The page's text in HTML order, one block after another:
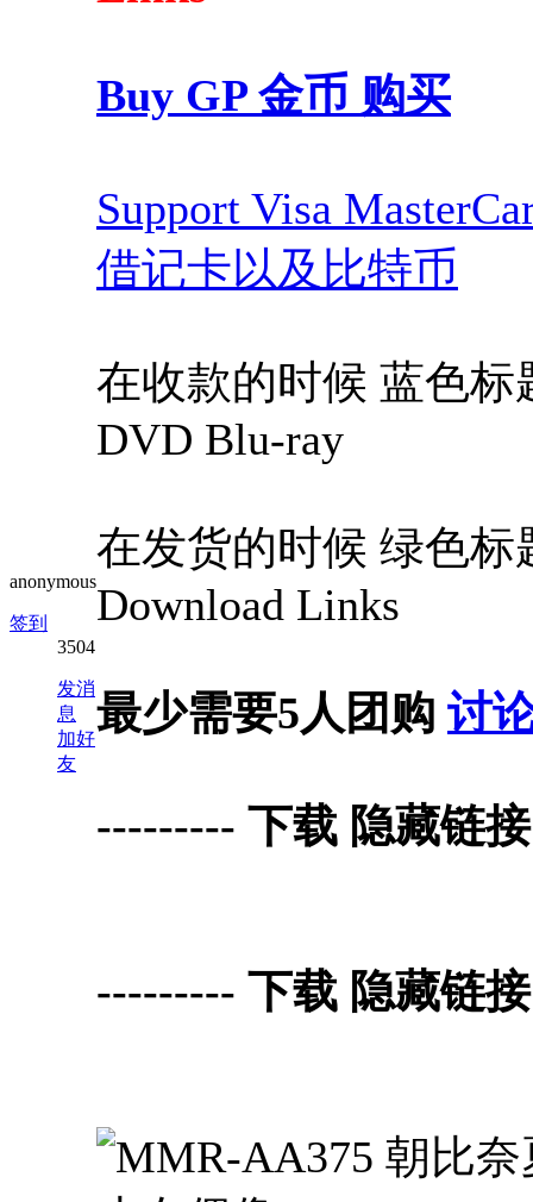
anonymous
签到
3504
发消
息
加好
友
Buy GP 金币 购买
Support Visa
借记卡以及比特币
在收款的时候 蓝色标
DVD Blu-ray
在发货的时候 绿色标
Download Links
最少需要5人团购 讨
--------- 下载 隐藏链
--------- 下载 隐藏链